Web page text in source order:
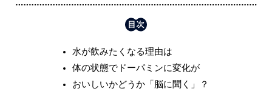
水が飲みたくなる理由は
体の状態でドーパミンに変化が
おいしいかどうか「脳に聞く」？